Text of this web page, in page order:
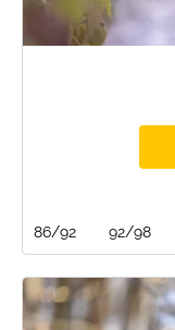
86/92 92/98